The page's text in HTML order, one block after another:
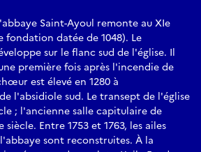
Saint-Ayoul remonte au XIe
fondation datée de 1048). Le
sur le flanc sud de l'église. Il
première fois après l'incendie de
est élevé en 1280 à
l'absidiole sud. Le transept de l'église
; l'ancienne salle capitulaire de
siècle. Entre 1753 et 1763, les ailes
sont reconstruites. À la